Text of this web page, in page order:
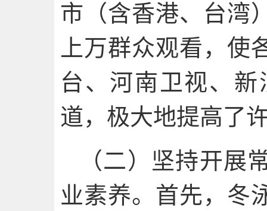
市（含香港、台湾
上万群众观看，
台、河南卫视、
道，极大地提高了
（二）坚持开展
业素养。首先，冬